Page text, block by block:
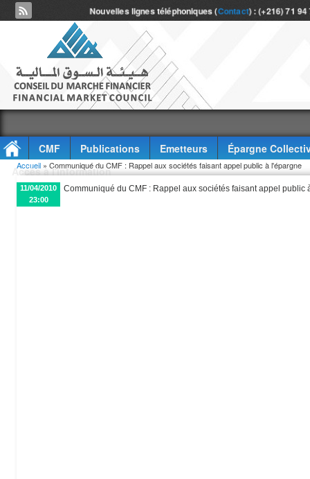
Nouvelles lignes téléphoniques (Contact) : (+216) 71
CMF Publications Emetteurs
Épargne
Accès à l'information
Vous êtes ici
Accueil » Communiqué du CMF : Rappel aux sociétés faisant appel public à l'épargne
11/04/2010
23:00
Communiqué du CMF : Rappel aux sociétés faisant appel public